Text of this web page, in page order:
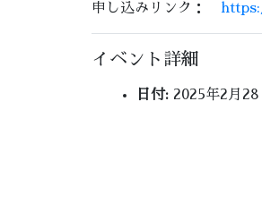
申し込みリンク：
イベント詳細
日付: 2025年2月